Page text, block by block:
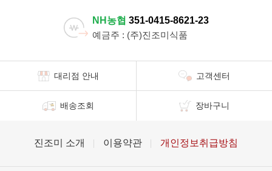
NH농협 351-0415-8621-23
예금주 : (주)진조미식품
대리점 안내 고객센터
배송조회 장바구니
진조미 소개 이용약관 개인정보취급방침